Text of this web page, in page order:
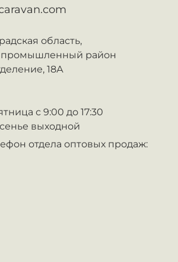
область,
промышленный район
18А
с 9:00 до 17:30
выходной
отдела оптовых продаж: